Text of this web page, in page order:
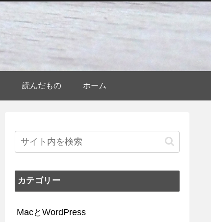
読んだもの ホーム
カテゴリー
MacとWordPress